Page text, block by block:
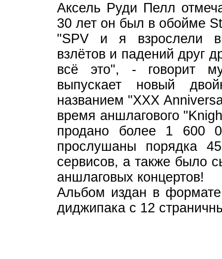
Аксель Руди Пелл
30 лет он был в обойме
"SPV и я взрослели
взлётов и падений друг
всё это", - говорит
выпускает новый
названием "XXX
время аншлагового
продано более 1 600
прослушаны порядка
сервисов, а также было
аншлаговых концертов!
Альбом издан в формате
диджипака с 12